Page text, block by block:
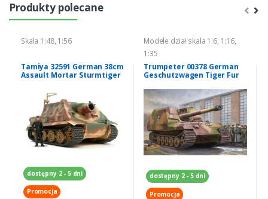
Produkty polecane
Skala 1:48, 1:56
Tamiya 32591 German 38cm
Assault Mortar Sturmtiger
dostępny 2 - 5 dni
Promocja
Modele dział skala 1:6, 1:16,
1:35
Trumpeter 00378 German
Geschutzwagen Tiger Fur
dostępny 2 - 5 dni
Promocja